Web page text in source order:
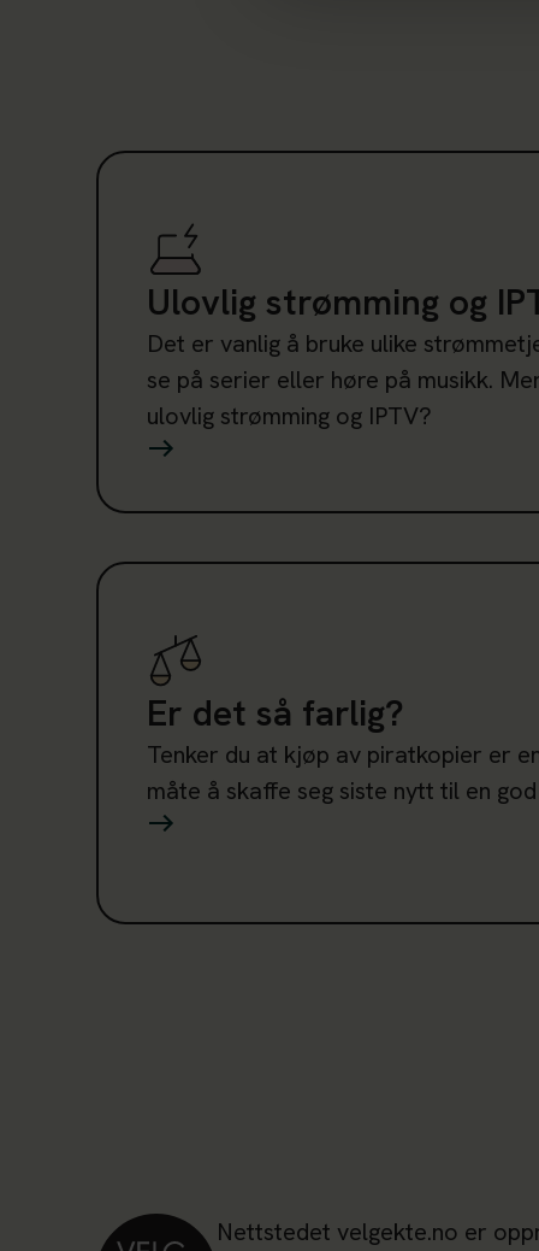
Les mer om Ulovlig strømming og IPTV
Ulovlig strømming og
Det er vanlig å bruke ulike
se på serier eller høre på musikk.
ulovlig strømming og IPTV?
Les mer om Er det så farlig?
Er det så farlig?
Tenker du at kjøp av piratkopier er
måte å skaffe seg siste nytt til en
Nettstedet velgekte.no er